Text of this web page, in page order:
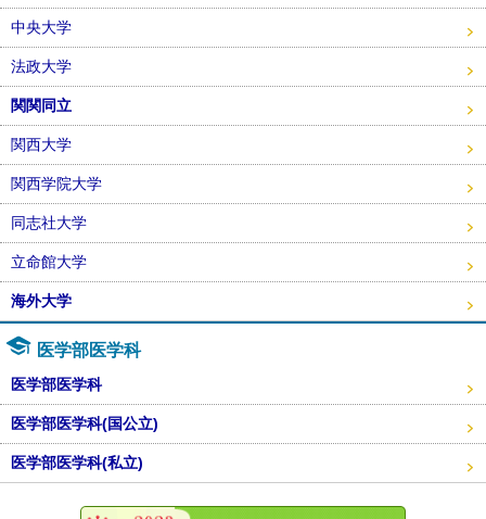
中央大学
法政大学
関関同立
関西大学
関西学院大学
同志社大学
立命館大学
海外大学
医学部医学科
医学部医学科
医学部医学科(国公立)
医学部医学科(私立)